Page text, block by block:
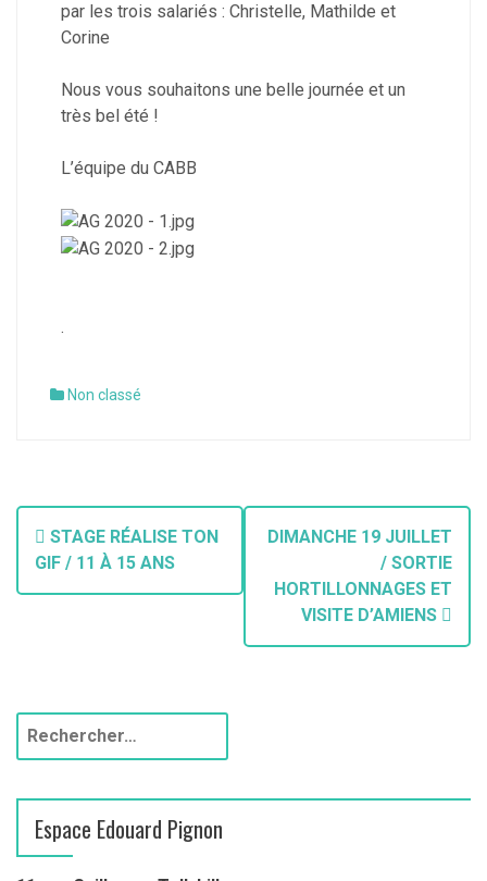
par les trois salariés : Christelle, Mathilde et
Corine
Nous vous souhaitons une belle journée et un
très bel été !
L’équipe du CABB
.
Non classé
STAGE RÉALISE TON
GIF / 11 À 15 ANS
DIMANCHE 19 JUILLET
/ SORTIE
HORTILLONNAGES ET
VISITE D’AMIENS
Espace Edouard Pignon